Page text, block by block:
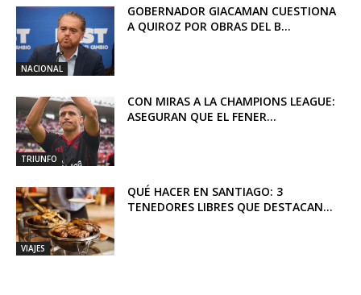
NACIONAL
GOBERNADOR GIACAMAN CUESTIONA
A QUIROZ POR OBRAS DEL B...
TRIUNFO
CON MIRAS A LA CHAMPIONS LEAGUE:
ASEGURAN QUE EL FENER...
VIAJES
QUÉ HACER EN SANTIAGO: 3
TENEDORES LIBRES QUE DESTACAN...